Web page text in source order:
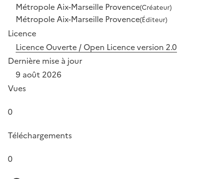
Métropole Aix-Marseille Provence(Créateur)
Métropole Aix-Marseille Provence(Éditeur)
Licence
Licence Ouverte / Open Licence version 2.0
Dernière mise à jour
9 août 2026
Vues
0
Téléchargements
0